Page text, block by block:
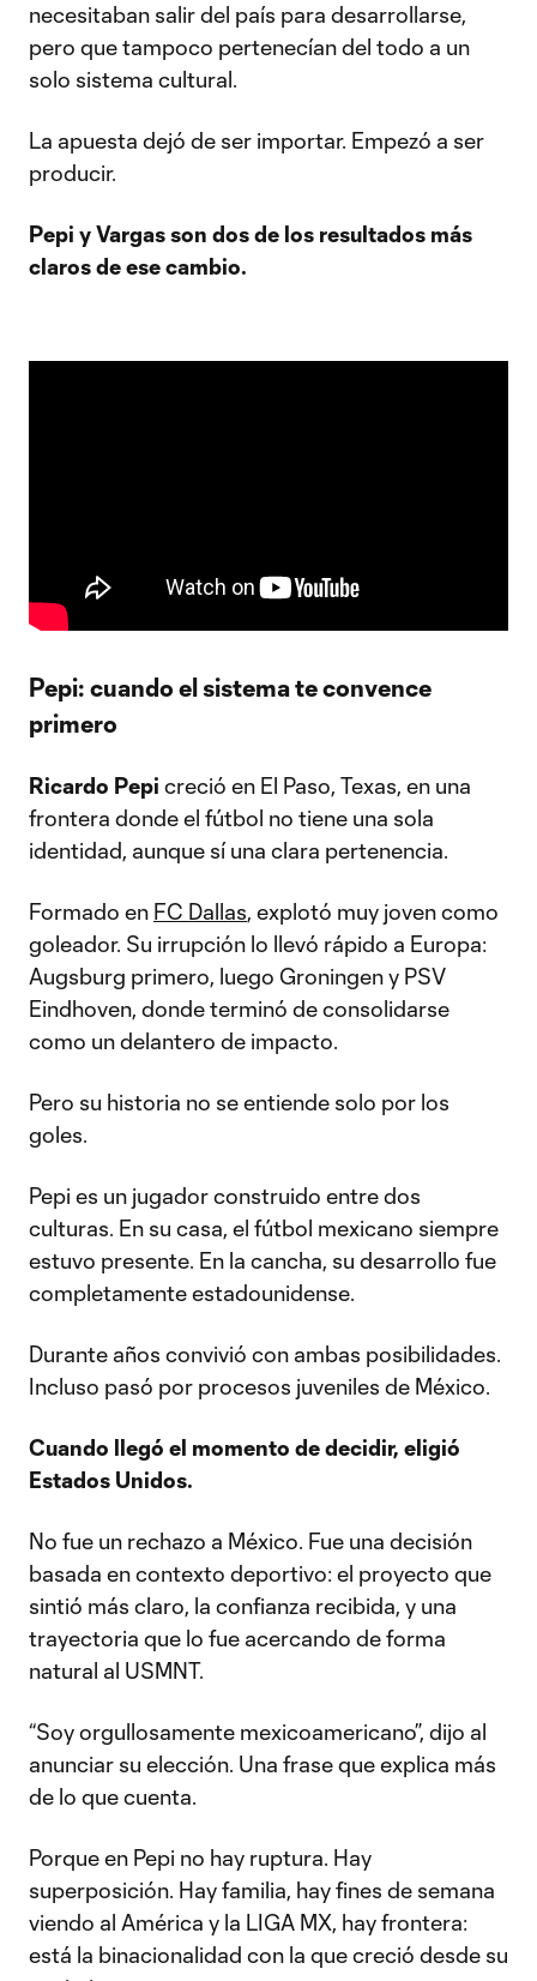
necesitaban salir del país para desarrollarse,
pero que tampoco pertenecían del todo a un
solo sistema cultural.
La apuesta dejó de ser importar. Empezó a ser
producir.
Pepi y Vargas son dos de los resultados más
claros de ese cambio.
Pepi: cuando el sistema te convence
primero
Ricardo Pepi creció en El Paso, Texas, en una
frontera donde el fútbol no tiene una sola
identidad, aunque sí una clara pertenencia.
Formado en FC Dallas, explotó muy joven como
goleador. Su irrupción lo llevó rápido a Europa:
Augsburg primero, luego Groningen y PSV
Eindhoven, donde terminó de consolidarse
como un delantero de impacto.
Pero su historia no se entiende solo por los
goles.
Pepi es un jugador construido entre dos
culturas. En su casa, el fútbol mexicano siempre
estuvo presente. En la cancha, su desarrollo fue
completamente estadounidense.
Durante años convivió con ambas posibilidades.
Incluso pasó por procesos juveniles de México.
Cuando llegó el momento de decidir, eligió
Estados Unidos.
No fue un rechazo a México. Fue una decisión
basada en contexto deportivo: el proyecto que
sintió más claro, la confianza recibida, y una
trayectoria que lo fue acercando de forma
natural al USMNT.
“Soy orgullosamente mexicoamericano”, dijo al
anunciar su elección. Una frase que explica más
de lo que cuenta.
Porque en Pepi no hay ruptura. Hay
superposición. Hay familia, hay fines de semana
viendo al América y la LIGA MX, hay frontera:
está la binacionalidad con la que creció desde su